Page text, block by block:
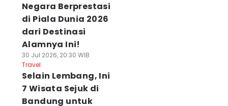
Negara Berprestasi
di Piala Dunia 2026
dari Destinasi
Alamnya Ini!
30 Jul 2026, 20:30 WIB
Travel
Selain Lembang, Ini
7 Wisata Sejuk di
Bandung untuk